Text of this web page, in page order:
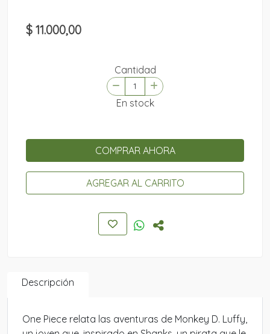
$ 11.000,00
Cantidad
En stock
COMPRAR AHORA
AGREGAR AL CARRITO
Descripción
One Piece relata las aventuras de Monkey D. Luffy,